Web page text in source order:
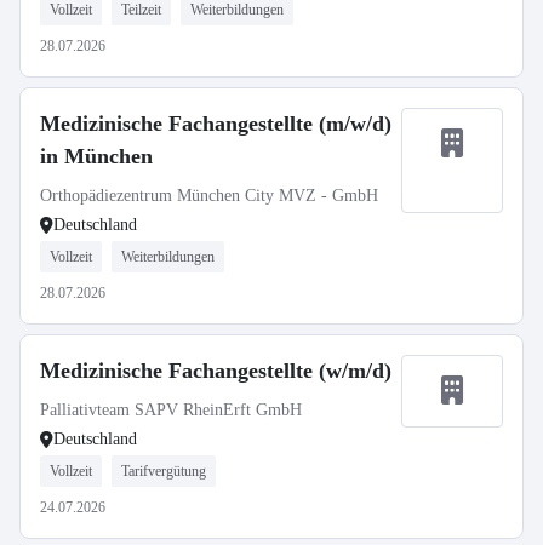
Vollzeit Teilzeit Weiterbildungen
28.07.2026
Medizinische Fachangestellte (m/w/d)
in München
Orthopädiezentrum München City MVZ - GmbH
Deutschland
Vollzeit Weiterbildungen
28.07.2026
Medizinische Fachangestellte (w/m/d)
Palliativteam SAPV RheinErft GmbH
Deutschland
Vollzeit Tarifvergütung
24.07.2026